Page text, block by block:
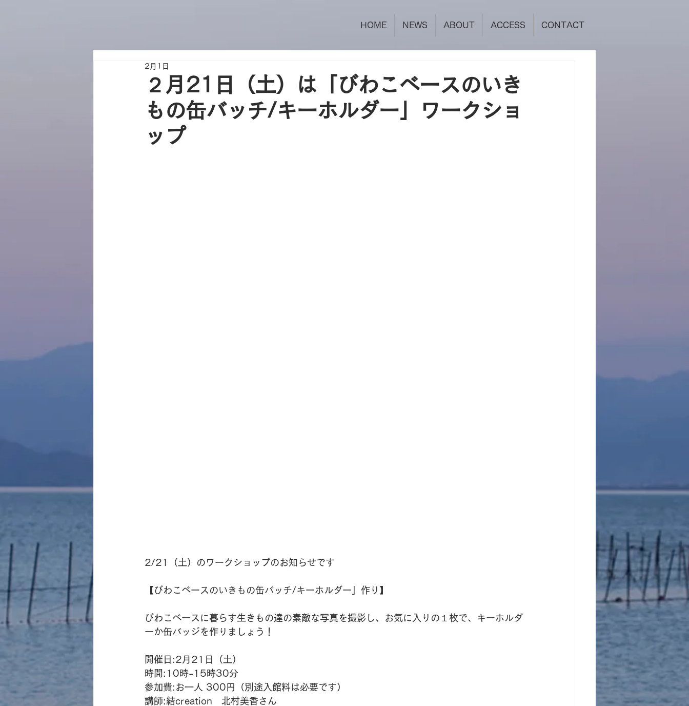
HOME NEWS ABOUT ACCESS CONTACT
２月21日（土）は「びわこベースのいき
もの缶バッチ/キーホルダー」ワークショ
ップ
2月1日
2/21（土）のワークショップのお知らせです
【びわこベースのいきもの缶バッチ/キーホルダー」作り】
びわこベースに暮らす生きもの達の素敵な写真を撮影し、お気に入りの１枚で、キーホルダ
ーか缶バッジを作りましょう！
開催日:2月21日（土）
時間:10時-15時30分
参加費:お一人 300円（別途入館料は必要です）
講師:結creation　北村美香さん